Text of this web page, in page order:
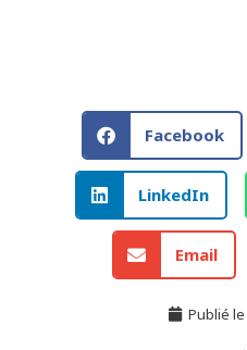
Facebook
LinkedIn
Email
Publié le